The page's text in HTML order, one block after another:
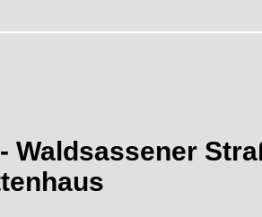
Waldsassener